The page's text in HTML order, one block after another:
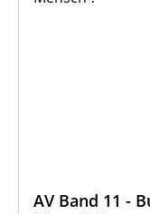
AV Band 11 -